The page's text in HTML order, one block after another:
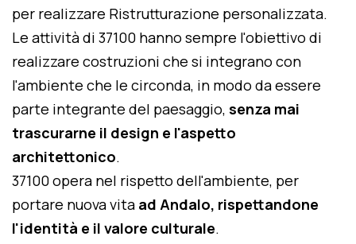
per realizzare Ristrutturazione personalizzata.
Le attività di 37100 hanno sempre l'obiettivo di
realizzare costruzioni che si integrano con
l'ambiente che le circonda, in modo da essere
parte integrante del paesaggio, senza mai
trascurarne il design e l'aspetto
architettonico.
37100 opera nel rispetto dell'ambiente, per
portare nuova vita ad Andalo, rispettandone
l'identità e il valore culturale.